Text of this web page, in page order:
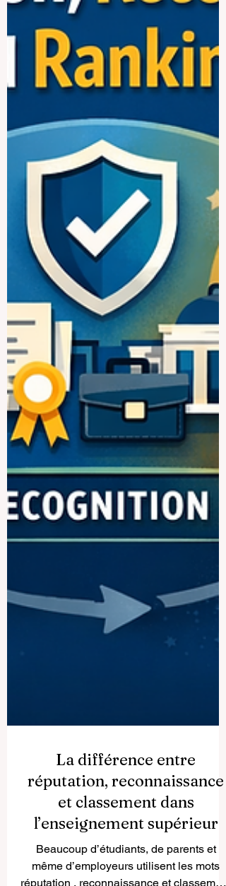
La différence entre
réputation, reconnaissance
et classement dans
l’enseignement supérieur
Beaucoup d’étudiants, de parents et